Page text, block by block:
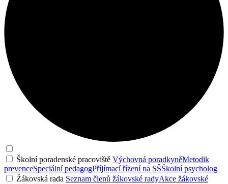
Školní poradenské pracoviště Výchovná poradkyněMetodik
prevenceSpeciální pedagogPříjímací řízení na SŠŠkolní psycholog
Žákovská rada Seznam členů žákovské radyAkce žákovské